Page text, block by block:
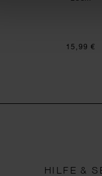
15,99 €
HILFE &